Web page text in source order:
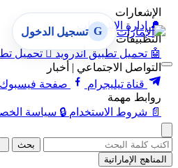
الإشعارات
🔔 إدارة الإشعارات
التطبيقات
🤖 تحميل تطبيق أندرويد  تحميل
التواصل الاجتماعي | أخبار
قناة تيليجرام
صفحة فيسبوك
روابط مهمة
📄 شروط الاستخدام 🔒 سياسة
G تسجيل الدخول
بحث
المناهج الإماراتية